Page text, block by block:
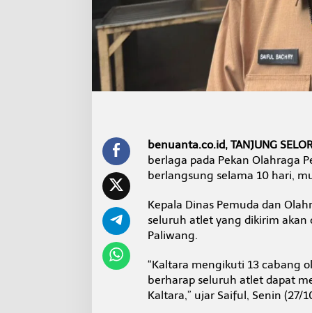
2
r
benuanta.co.id, TANJUNG
berlaga pada Pekan Olahraga
berlangsung selama 10 hari,
Kepala Dinas Pemuda dan
seluruh atlet yang dikirim akan
Paliwang.
“Kaltara mengikuti 13 cabang
berharap seluruh atlet dapat
Kaltara,” ujar Saiful, Senin (27/